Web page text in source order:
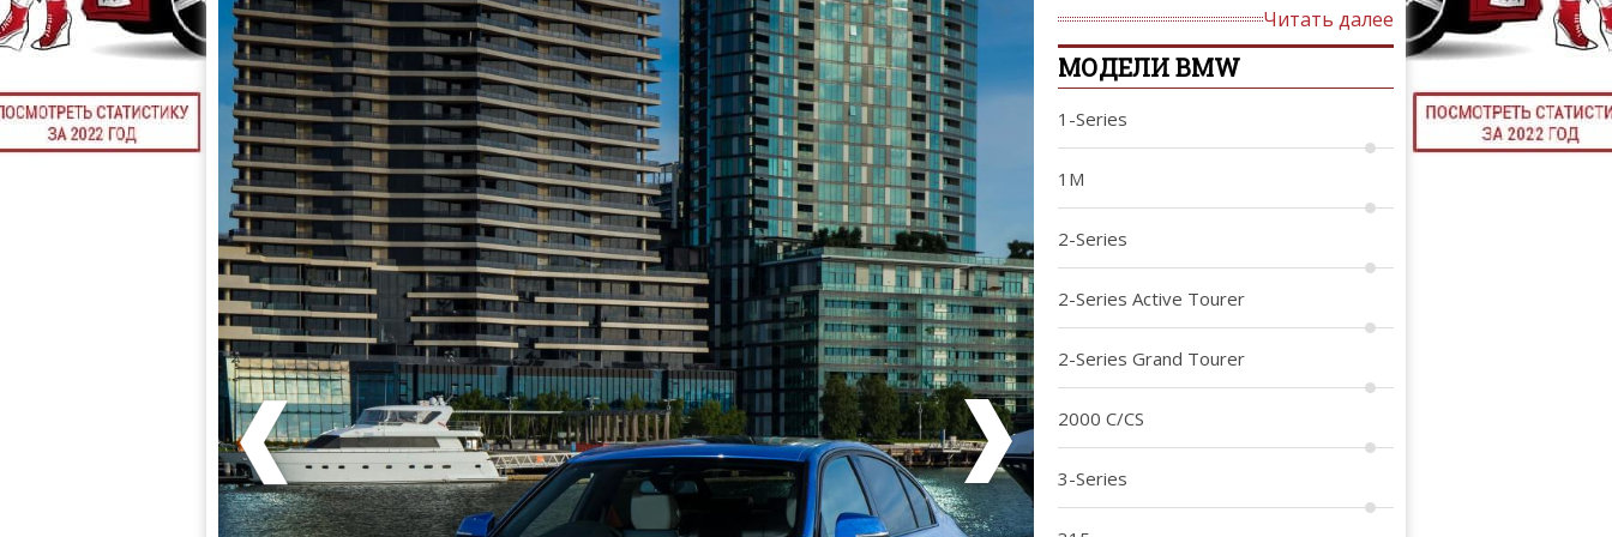
ТЮНИНГ
Читать далее
МОДЕЛИ BMW
1-Series
1M
2-Series
2-Series Active Tourer
2-Series Grand Tourer
2000 C/CS
3-Series